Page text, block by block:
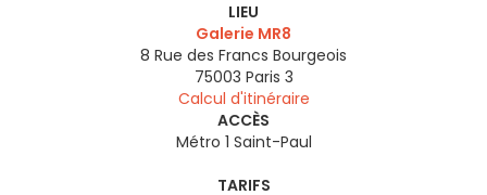
LIEU
Galerie MR8
8 Rue des Francs Bourgeois
75003 Paris 3
Calcul d'itinéraire
ACCÈS
Métro 1 Saint-Paul
TARIFS